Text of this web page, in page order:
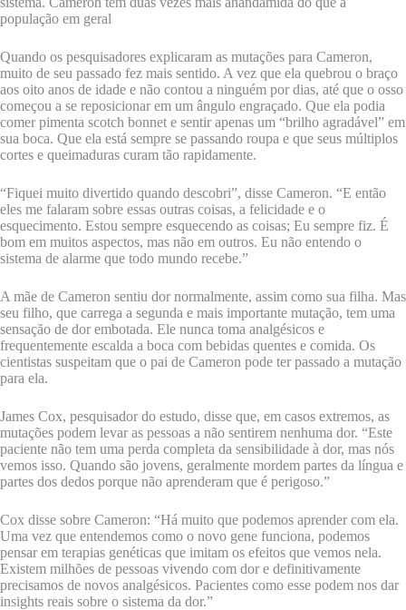
população em geral
Quando os pesquisadores explicaram as mutações para Cameron,
muito de seu passado fez mais sentido. A vez que ela quebrou o braço
aos oito anos de idade e não contou a ninguém por dias, até que o osso
começou a se reposicionar em um ângulo engraçado. Que ela podia
comer pimenta scotch bonnet e sentir apenas um “brilho agradável” em
sua boca. Que ela está sempre se passando roupa e que seus múltiplos
cortes e queimaduras curam tão rapidamente.
“Fiquei muito divertido quando descobri”, disse Cameron. “E então
eles me falaram sobre essas outras coisas, a felicidade e o
esquecimento. Estou sempre esquecendo as coisas; Eu sempre fiz. É
bom em muitos aspectos, mas não em outros. Eu não entendo o
sistema de alarme que todo mundo recebe.”
A mãe de Cameron sentiu dor normalmente, assim como sua filha. Mas
seu filho, que carrega a segunda e mais importante mutação, tem uma
sensação de dor embotada. Ele nunca toma analgésicos e
frequentemente escalda a boca com bebidas quentes e comida. Os
cientistas suspeitam que o pai de Cameron pode ter passado a mutação
para ela.
James Cox, pesquisador do estudo, disse que, em casos extremos, as
mutações podem levar as pessoas a não sentirem nenhuma dor. “Este
paciente não tem uma perda completa da sensibilidade à dor, mas nós
vemos isso. Quando são jovens, geralmente mordem partes da língua e
partes dos dedos porque não aprenderam que é perigoso.”
Cox disse sobre Cameron: “Há muito que podemos aprender com ela.
Uma vez que entendemos como o novo gene funciona, podemos
pensar em terapias genéticas que imitam os efeitos que vemos nela.
Existem milhões de pessoas vivendo com dor e definitivamente
precisamos de novos analgésicos. Pacientes como esse podem nos dar
insights reais sobre o sistema da dor.”